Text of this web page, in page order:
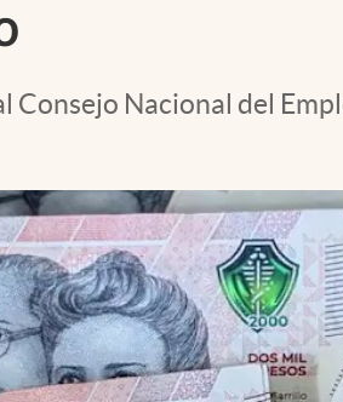
Consejo Nacional del